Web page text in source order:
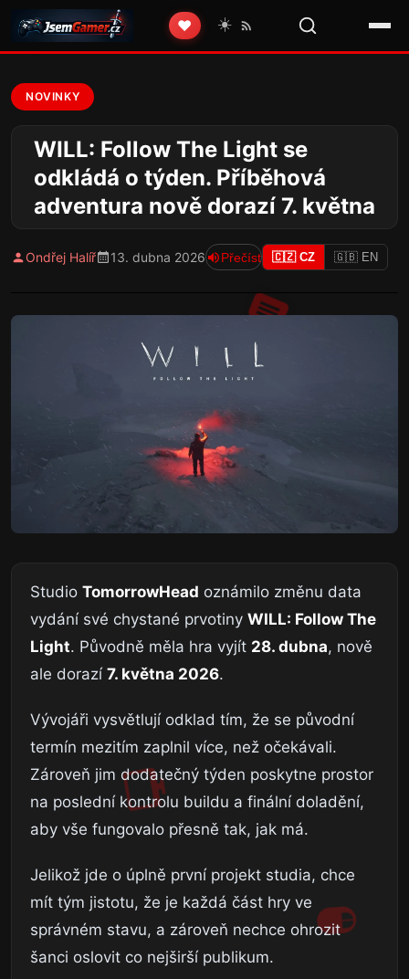
❤️ ☀️
NOVINKY
WILL: Follow The Light se
odkládá o týden. Příběhová
adventura nově dorazí 7. května
Ondřej Halíř 13. dubna 2026 Přečíst 🇨🇿 CZ 🇬🇧 EN
Studio TomorrowHead oznámilo změnu data
vydání své chystané prvotiny WILL: Follow The
Light. Původně měla hra vyjít 28. dubna, nově
ale dorazí 7. května 2026.
Vývojáři vysvětlují odklad tím, že se původní
termín mezitím zaplnil více, než očekávali.
Zároveň jim dodatečný týden poskytne prostor
na poslední kontrolu buildu a finální doladění,
aby vše fungovalo přesně tak, jak má.
Jelikož jde o úplně první projekt studia, chce
mít tým jistotu, že je každá část hry ve
správném stavu, a zároveň nechce ohrozit
šanci oslovit co nejširší publikum.